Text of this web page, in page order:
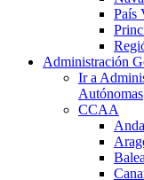
País
Administración
Ir a
Autónomas
CCAA